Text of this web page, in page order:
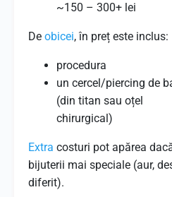
~150 – 300+ lei
De obicei, în preț este inclus:
procedura
un cercel/piercing de
(din titan sau oțel
chirurgical)
Extra costuri pot apărea
bijuterii mai speciale (aur,
diferit).